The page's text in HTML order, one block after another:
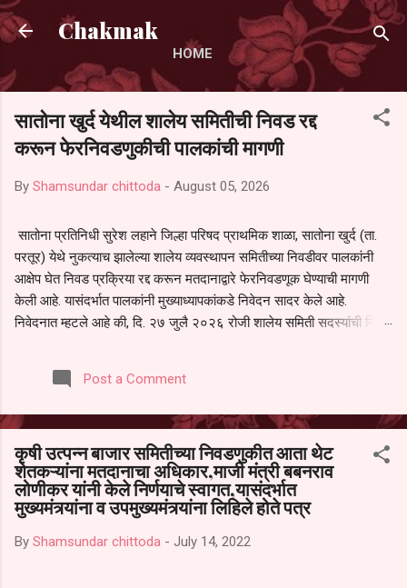
Skip to main content
Chakmak
HOME
सातोना खुर्द येथील शालेय समितीची निवड रद्द
करून फेरनिवडणुकीची पालकांची मागणी
By Shamsundar chittoda - August 05, 2026
सातोना प्रतिनिधी सुरेश लहाने जिल्हा परिषद प्राथमिक शाळा, सातोना खुर्द (ता.
परतूर) येथे नुकत्याच झालेल्या शालेय व्यवस्थापन समितीच्या निवडीवर पालकांनी
आक्षेप घेत निवड प्रक्रिया रद्द करून मतदानाद्वारे फेरनिवडणूक घेण्याची मागणी
केली आहे. यासंदर्भात पालकांनी मुख्याध्यापकांकडे निवेदन सादर केले आहे.
निवेदनात म्हटले आहे की, दि. २७ जुलै २०२६ रोजी शालेय समिती सदस्यांची निवड
पालकांना देण्यात आली नसल्याने मोठ्या संख्येने पालक बैठकीस उपस्थित राहू शकले
नाहीत. तसेच सर्व पालकांना विश्वासात न घेता निवड प्रक्रिया पूर्ण करण्यात
करण्यात यावी आणि सर्व पालकांच्या उपस्थितीत मतदान पद्धतीने शालेय समितीची
फेरनिवडणूक घेण्यात यावी, अशी मागणी पालकांनी केली आहे. या निवेदनाच्या प्रती
जिल्हा शिक्षण अधिकारी (प्राथमिक), जालना तसेच तालुका शिक्षण अधिकारी,
परतूर यांनाही पाठविण्यात आल्या असून प्रशासन याबाबत काय निर्णय घेते, याकडे
पालकांचे लक्ष लागले आहे. या न...
Post a Comment
कृषी उत्पन्न बाजार समितीच्या निवडणुकीत आता थेट
शेतकऱ्यांना मतदानाचा अधिकार,माजी मंत्री बबनराव
लोणीकर यांनी केले निर्णयाचे स्वागत,यासंदर्भात
मुख्यमंत्र्यांना व उपमुख्यमंत्र्यांना लिहिले होते पत्र
By Shamsundar chittoda - July 14, 2022